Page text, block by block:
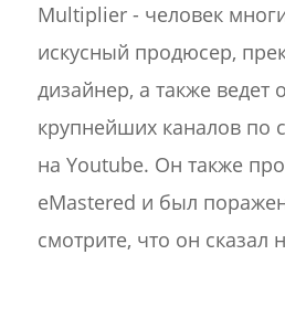
Multiplier - человек
искусный продюсер,
дизайнер, а также ведет
крупнейших каналов по
на Youtube. Он также
eMastered и был
смотрите, что он сказал